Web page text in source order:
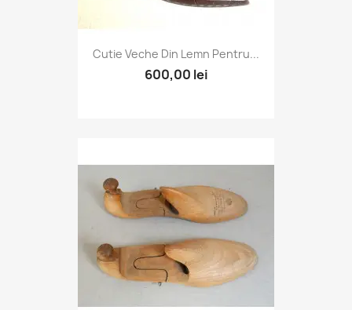
Cutie Veche Din Lemn Pentru...
600,00 lei